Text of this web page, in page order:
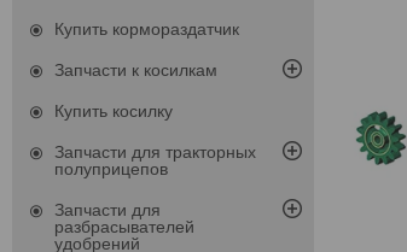
Купить кормораздатчик
Запчасти к косилкам
Купить косилку
Запчасти для тракторных
полуприцепов
Запчасти для
разбрасывателей
удобрений